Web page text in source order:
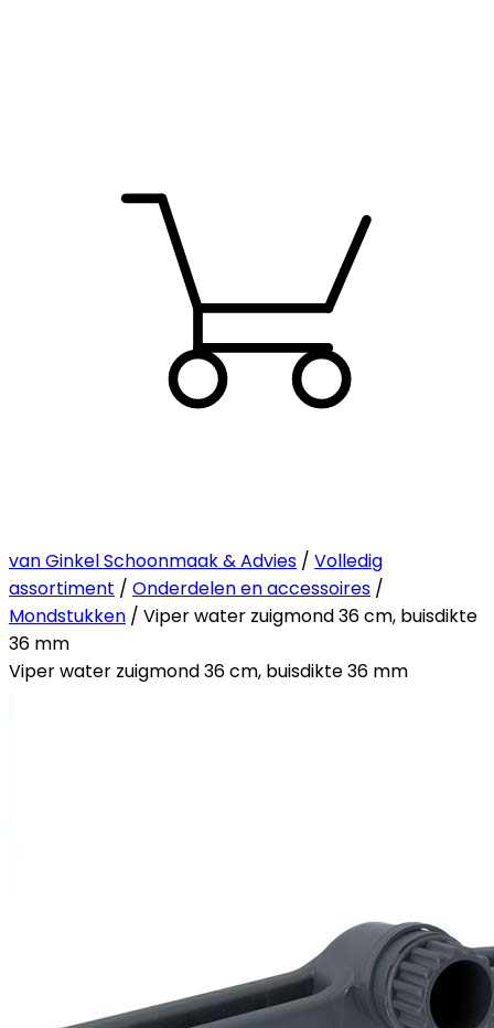
van Ginkel Schoonmaak & Advies / Volledig
assortiment / Onderdelen en accessoires /
Mondstukken / Viper water zuigmond 36 cm, buisdikte
36 mm
Viper water zuigmond 36 cm, buisdikte 36 mm